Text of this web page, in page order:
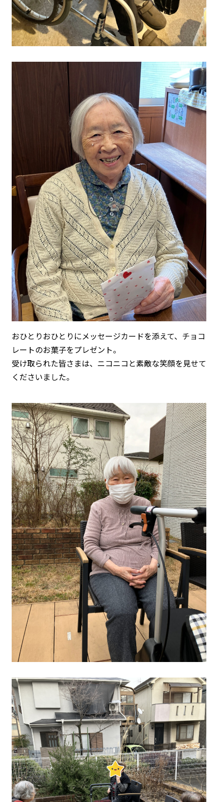
おひとりおひとりにメッセージカードを添えて、チョコ
レートのお菓子をプレゼント。
受け取られた皆さまは、ニコニコと素敵な笑顔を見せて
くださいました。